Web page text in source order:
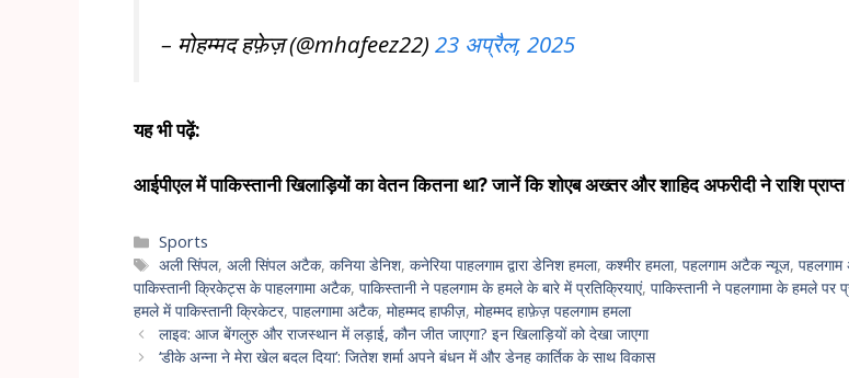
– मोहम्मद हफ़ेज़ (@mhafeez22) 23 अप्रैल, 2025
यह भी पढ़ें:
आईपीएल में पाकिस्तानी खिलाड़ियों का वेतन कितना था? जानें कि शोएब अख्तर और शाहिद अफरीदी ने राशि
Sports
अली सिंपल,अली सिंपल अटैक,कनिया डेनिश,कनेरिया पाहलगाम द्वारा डेनिश हमला,कश्मीर हमला,पहलगाम अटैक न्यूज,
पाकिस्तानी क्रिकेट्स के पाहलगामा अटैक, पाकिस्तानी ने पहलगाम के हमले के बारे में प्रतिक्रियाएं, पाकिस्तानी ने पहलगामा के हमले पर
हमले में पाकिस्तानी क्रिकेटर, पाहलगामा अटैक, मोहम्मद हाफीज़, मोहम्मद हाफ़ेज़ पहलगाम हमला
लाइव: आज बेंगलुरु और राजस्थान में लड़ाई, कौन जीत जाएगा? इन खिलाड़ियों को देखा जाएगा
‘डीके अन्ना ने मेरा खेल बदल दिया’: जितेश शर्मा अपने बंधन में और डेनह कार्तिक के साथ विकास